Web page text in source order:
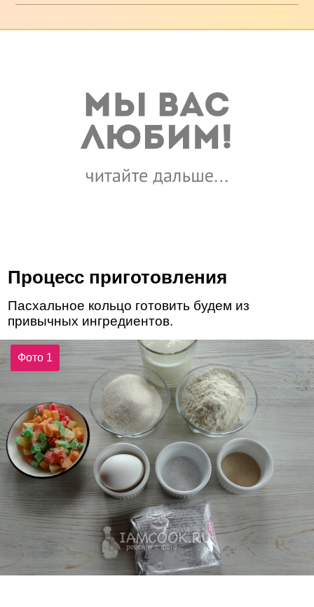
Процесс приготовления
Пасхальное кольцо готовить будем из
привычных ингредиентов.
Фото 1